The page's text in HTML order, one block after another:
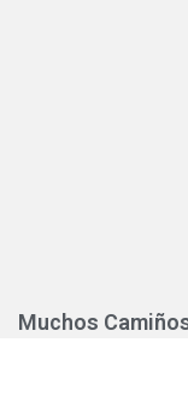
Muchos